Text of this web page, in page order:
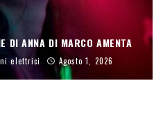
DI ANNA DI MARCO AMENTA
elettrici Agosto 1, 2026